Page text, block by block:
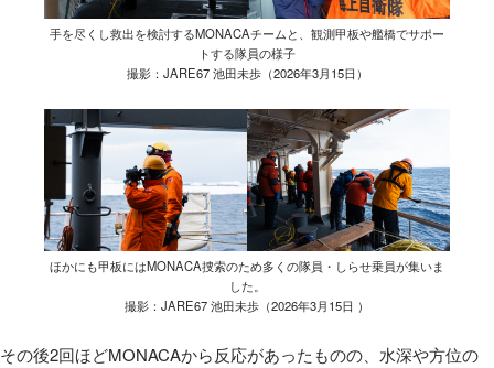
手を尽くし救出を検討するMONACAチームと、観測甲板や艦橋でサポー
トする隊員の様子
撮影：JARE67 池田未歩（2026年3月15日）
ほかにも甲板にはMONACA捜索のため多くの隊員・しらせ乗員が集いま
した。
撮影：JARE67 池田未歩（2026年3月15日 ）
その後2回ほどMONACAから反応があったものの、水深や方位の